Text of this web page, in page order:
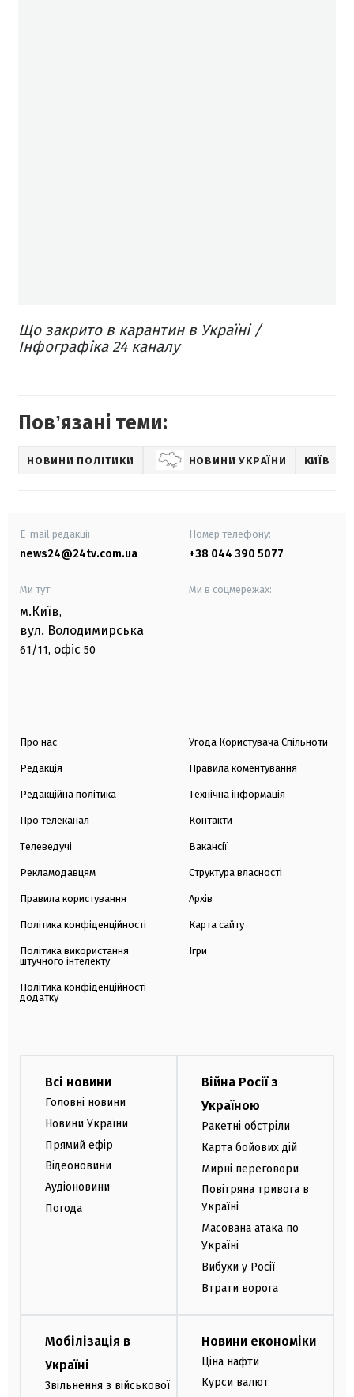
Що закрито в карантин в Україні /
Інфографіка 24 каналу
Повʼязані теми:
НОВИНИ ПОЛІТИКИ НОВИНИ УКРАЇНИ КИЇВ
E-mail редакції
news24@24tv.com.ua
Номер телефону:
+38 044 390 5077
Ми тут:
м.Київ,
вул. Володимирська
61/11, офіс 50
Ми в соцмережах:
Про нас
Редакція
Редакційна політика
Про телеканал
Телеведучі
Рекламодавцям
Правила користування
Політика конфіденційності
Політика використання
штучного інтелекту
Політика конфіденційності
додатку
Угода Користувача Спільноти
Правила коментування
Технічна інформація
Контакти
Вакансії
Структура власності
Архів
Карта сайту
Ігри
Всі новини
Головні новини
Новини України
Прямий ефір
Відеоновини
Аудіоновини
Погода
Війна Росії з
Україною
Ракетні обстріли
Карта бойових дій
Мирні переговори
Повітряна тривога в
Україні
Масована атака по
Україні
Вибухи у Росії
Втрати ворога
Мобілізація в
Україні
Звільнення з військової
Новини економіки
Ціна нафти
Курси валют